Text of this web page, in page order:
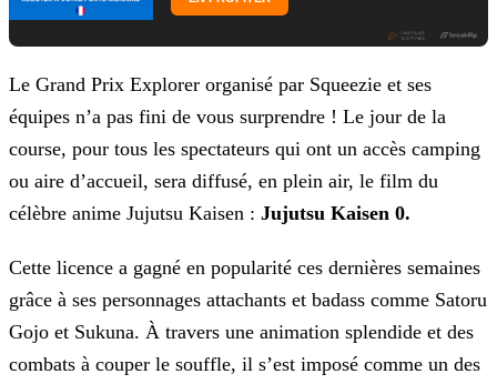
Le Grand Prix Explorer organisé par Squeezie et ses
équipes n’a pas fini de vous surprendre ! Le jour de la
course, pour tous les spectateurs qui ont un accès camping
ou aire d’accueil, sera diffusé, en plein air, le film du
célèbre anime Jujutsu Kaisen : Jujutsu Kaisen 0.
Cette licence a gagné en popularité ces dernières semaines
grâce à ses personnages attachants et badass comme Satoru
Gojo et Sukuna. À travers une animation splendide et des
combats à couper le souffle, il s’est imposé comme un des